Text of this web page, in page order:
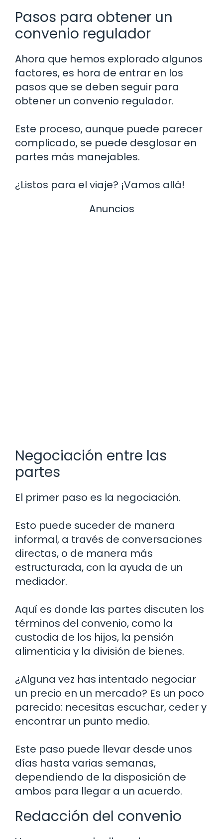
Pasos para obtener un
convenio regulador
Ahora que hemos explorado algunos
factores, es hora de entrar en los
pasos que se deben seguir para
obtener un convenio regulador.
Este proceso, aunque puede parecer
complicado, se puede desglosar en
partes más manejables.
¿Listos para el viaje? ¡Vamos allá!
Anuncios
Negociación entre las
partes
El primer paso es la negociación.
Esto puede suceder de manera
informal, a través de conversaciones
directas, o de manera más
estructurada, con la ayuda de un
mediador.
Aquí es donde las partes discuten los
términos del convenio, como la
custodia de los hijos, la pensión
alimenticia y la división de bienes.
¿Alguna vez has intentado negociar
un precio en un mercado? Es un poco
parecido: necesitas escuchar, ceder y
encontrar un punto medio.
Este paso puede llevar desde unos
días hasta varias semanas,
dependiendo de la disposición de
ambos para llegar a un acuerdo.
Redacción del convenio